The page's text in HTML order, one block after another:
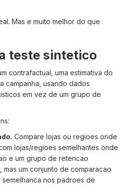
Mas e muito melhor do que
teste sintetico
contrafactual, uma estimativa do
campanha, usando dados
em vez de um grupo de
Compare lojas ou regioes onde
lojas/regioes semelhantes onde
e um grupo de retencao
um conjunto de comparacao
nos padroes de